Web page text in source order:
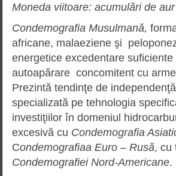
Moneda viitoare: acumulări de
Condemografia Musulmană,
africane, malaeziene şi
energetice excedentare
autoapărare concomitent cu
Prezintă tendinţe de
specializată pe tehnologia
investiţiilor în domeniul
excesivă cu Condemografia
Condemografiaa Euro – Rusă, cu
Condemografiei Nord-Americane.